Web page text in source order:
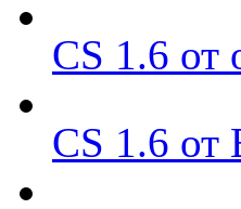
CS 1.6 от
CS 1.6 от